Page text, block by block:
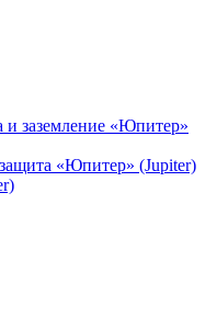
заземление «Юпитер»
«Юпитер» (Jupiter)